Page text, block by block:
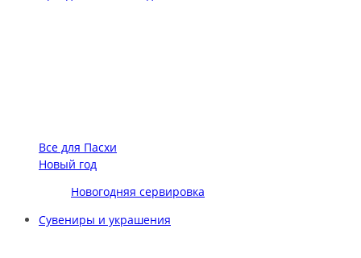
Все для Пасхи
Новый год
Новогодняя сервировка
Сувениры и украшения